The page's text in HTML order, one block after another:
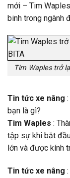
mới – Tim
binh trong ngành
Tim Waples trở
Tin tức xe nâng
bạn là gì?
Tim Waples :
tập sự khi bắt
lớn và được kính
Tin tức xe nâng